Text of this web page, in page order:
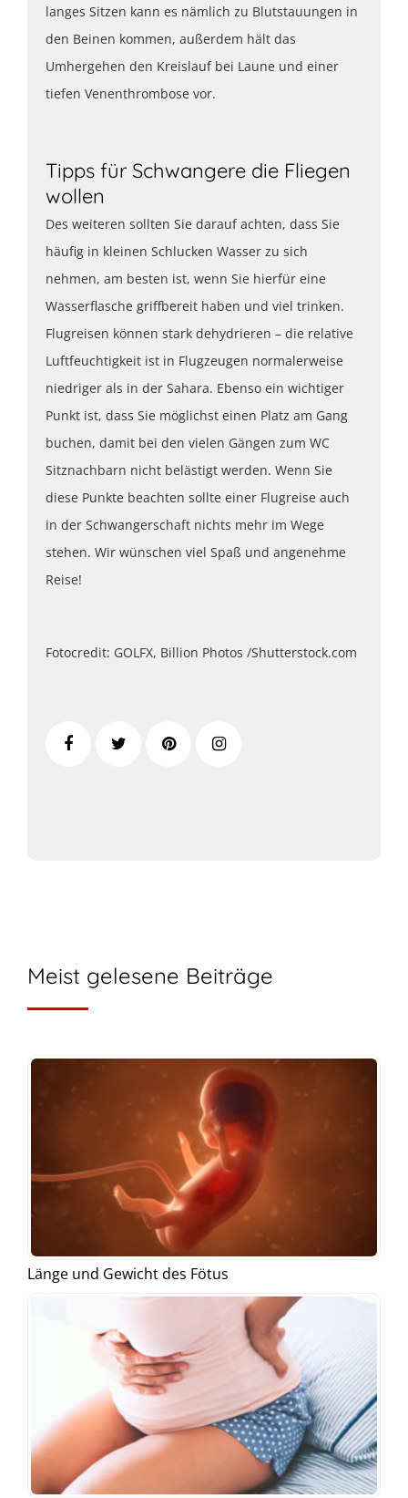
langes Sitzen kann es nämlich zu Blutstauungen in
den Beinen kommen, außerdem hält das
Umhergehen den Kreislauf bei Laune und einer
tiefen Venenthrombose vor.
Tipps für Schwangere die Fliegen
wollen
Des weiteren sollten Sie darauf achten, dass Sie
häufig in kleinen Schlucken Wasser zu sich
nehmen, am besten ist, wenn Sie hierfür eine
Wasserflasche griffbereit haben und viel trinken.
Flugreisen können stark dehydrieren – die relative
Luftfeuchtigkeit ist in Flugzeugen normalerweise
niedriger als in der Sahara. Ebenso ein wichtiger
Punkt ist, dass Sie möglichst einen Platz am Gang
buchen, damit bei den vielen Gängen zum WC
Sitznachbarn nicht belästigt werden. Wenn Sie
diese Punkte beachten sollte einer Flugreise auch
in der Schwangerschaft nichts mehr im Wege
stehen. Wir wünschen viel Spaß und angenehme
Reise!
Fotocredit: GOLFX, Billion Photos /Shutterstock.com
Meist gelesene Beiträge
Länge und Gewicht des Fötus